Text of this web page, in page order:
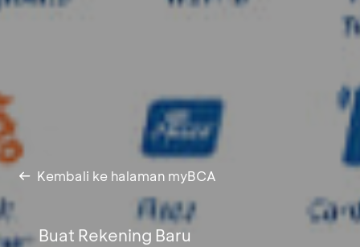
Kembali ke halaman myBCA
Buat Rekening Baru